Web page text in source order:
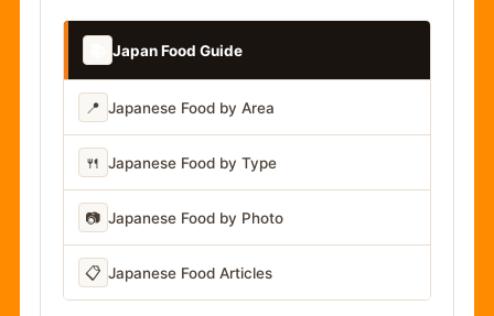
Japan Food Guide
📍 Japanese Food by Area
🍴 Japanese Food by Type
📷 Japanese Food by Photo
📋 Japanese Food Articles